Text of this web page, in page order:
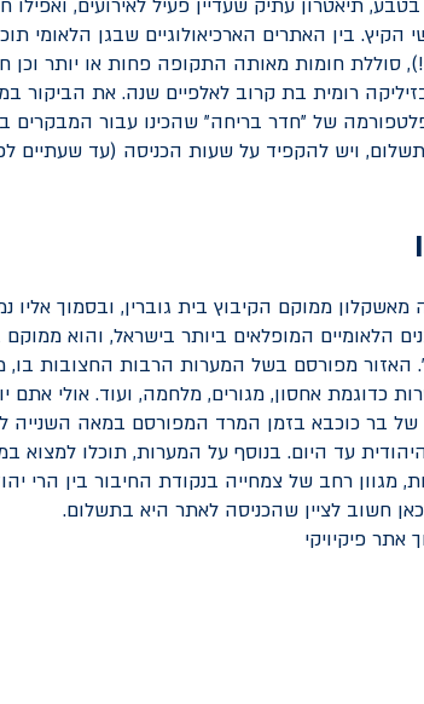
בטבע, תיאטרון עתיק שעדיין פעיל לאירועים,
בין האתרים הארכיאולוגיים שבגן הלאומי
חומות מאותה התקופה פחות או יותר וכן
רומית בת קרוב לאלפיים שנה. את הביקור
של "חדר בריחה" שהכינו עבור המבקרים
ויש להקפיד על שעות הכניסה (עד שעתיים
ממוקם הקיבוץ בית גוברין, ובסמוך אליו
הלאומיים המופלאים ביותר בישראל, והוא
האזור מפורסם בשל המערות הרבות החצובות בו,
כדוגמת אחסון, מגורים, מלחמה, ועוד. אולי אתם
של בר כוכבא בזמן המרד המפורסם במאה השנייה
עד היום. בנוסף על המערות, תוכלו למצוא
מגוון רחב של צמחייה בנקודת החיבור בין הרי
כאן חשוב לציין שהכניסה לאתר היא בתשלום.